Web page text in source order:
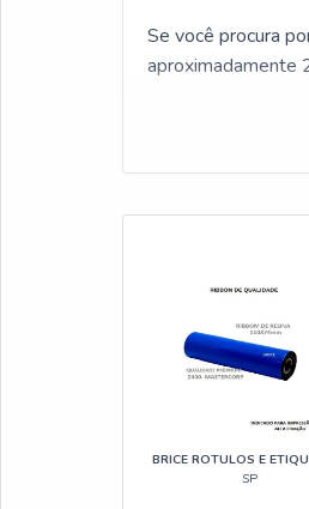
Se você procura
aproximadamente
BRICE ROTULOS E
SP